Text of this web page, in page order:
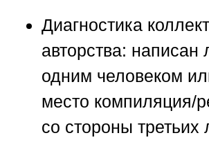
Диагностика
авторства: написан
одним человеком
место компиляция/
со стороны третьих